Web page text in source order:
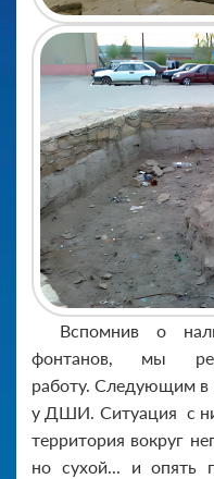
Вспомнив о
фонтанов, мы
работу. Следующим в
у ДШИ. Ситуация с
территория вокруг
но сухой... и опять